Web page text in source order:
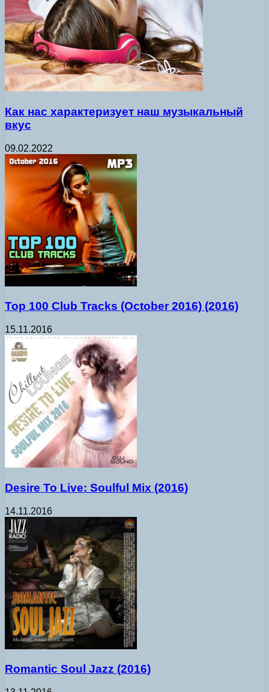
Как нас характеризует наш музыкальный
вкус
09.02.2022
Top 100 Club Tracks (October 2016) (2016)
15.11.2016
Desire To Live: Soulful Mix (2016)
14.11.2016
Romantic Soul Jazz (2016)